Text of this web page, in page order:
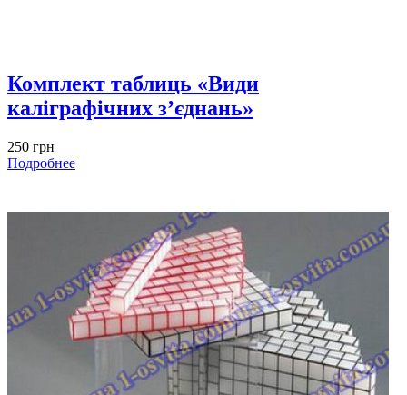
Комплект таблиць «Види
каліграфічних з’єднань»
250 грн
Подробнее